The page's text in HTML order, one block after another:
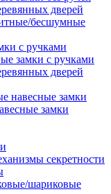
дверей
бесшумные
с ручками
замки с ручками
дверей
навесные замки
замки
секретности
шариковые